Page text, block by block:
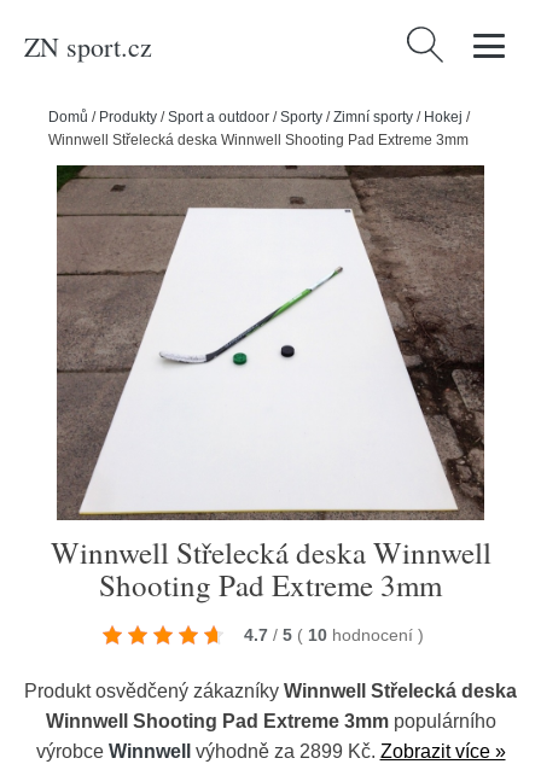
ZN sport.cz Vyhledávání
Domů / Produkty /Sport a outdoor /Sporty /Zimní sporty / Hokej /
Winnwell Střelecká deska Winnwell Shooting Pad Extreme 3mm
Winnwell Střelecká deska Winnwell
Shooting Pad Extreme 3mm
4.7 / 5 ( 10 hodnocení )
Produkt osvědčený zákazníky Winnwell Střelecká deska
Winnwell Shooting Pad Extreme 3mmpopulárního
výrobce Winnwell výhodně za 2899 Kč. Zobrazit více »